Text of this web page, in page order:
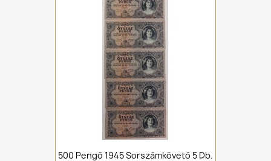
500 Pengő 1945 Sorszámkövető 5 Db.